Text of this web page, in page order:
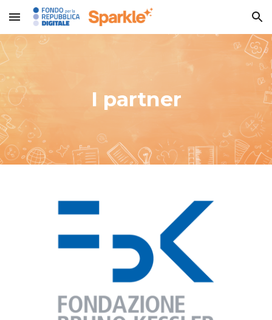
Skip to main content Skip to navigation
I partner